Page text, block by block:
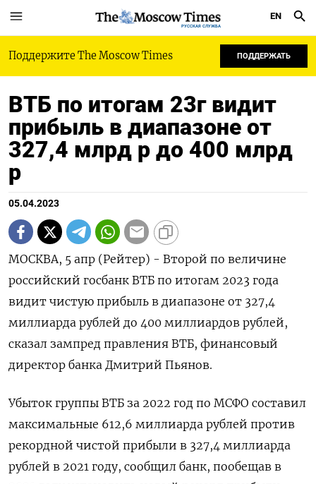
РУССКАЯ СЛУЖБА
EN
Поддержите The Moscow Times ПОДДЕРЖАТЬ
ВТБ по итогам 23г видит
прибыль в диапазоне от
327,4 млрд р до 400 млрд
р
05.04.2023
МОСКВА, 5 апр (Рейтер) - Второй по величине
российский госбанк ВТБ по итогам 2023 года
видит чистую прибыль в диапазоне от 327,4
миллиарда рублей до 400 миллиардов рублей,
сказал зампред правления ВТБ, финансовый
директор банка Дмитрий Пьянов.
Убыток группы ВТБ за 2022 год по МСФО составил
максимальные 612,6 миллиарда рублей против
рекордной чистой прибыли в 327,4 миллиарда
рублей в 2021 году, сообщил банк, пообещав в